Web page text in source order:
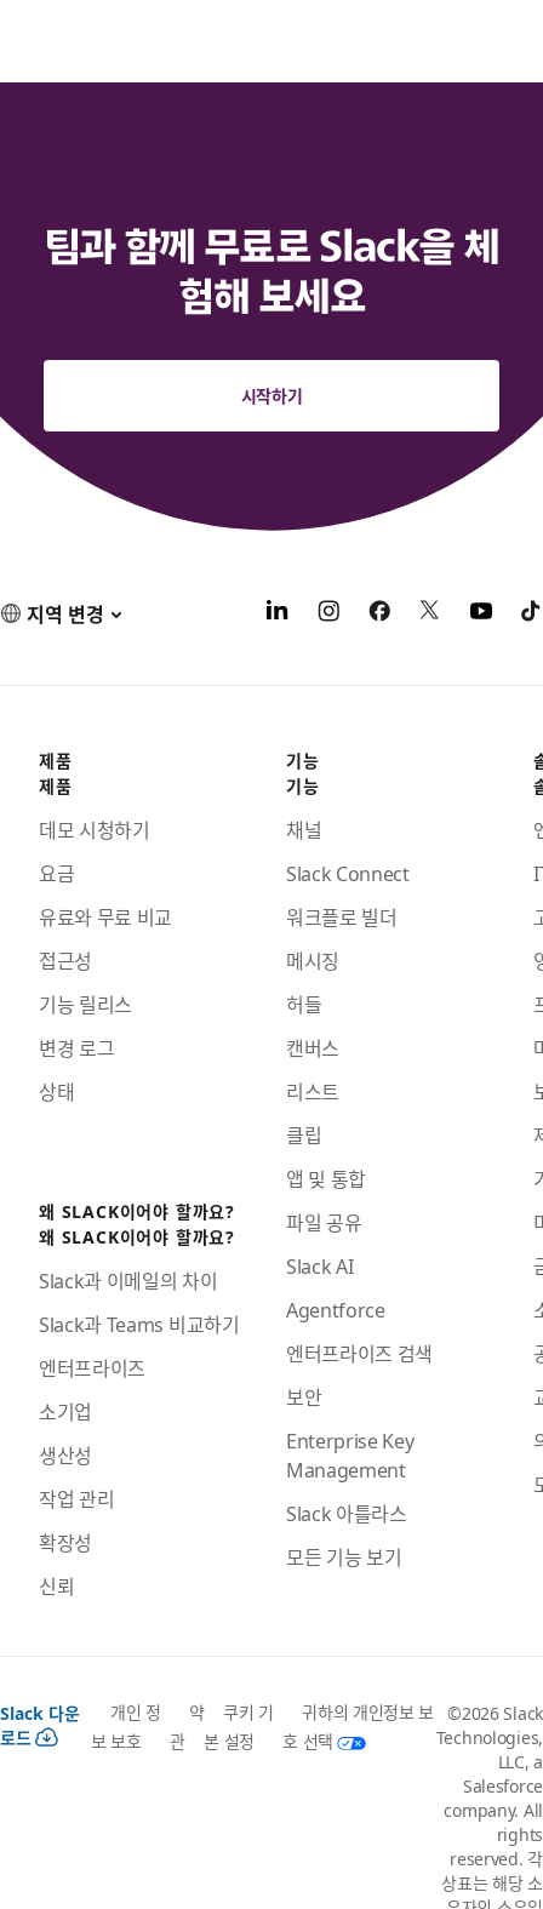
팀과 함께 무료로 Slack을 체
험해 보세요
시작하기
지역 변경
제품
제품
데모 시청하기
요금
유료와 무료 비교
접근성
기능 릴리스
변경 로그
상태
왜 SLACK이어야 할까요?
왜 SLACK이어야 할까요?
Slack과 이메일의 차이
Slack과 Teams 비교하기
엔터프라이즈
소기업
생산성
작업 관리
확장성
신뢰
기능
기능
채널
Slack Connect
워크플로 빌더
메시징
허들
캔버스
리스트
클립
앱 및 통합
파일 공유
Slack AI
Agentforce
엔터프라이즈 검색
보안
Enterprise Key
Management
Slack 아틀라스
모든 기능 보기
Slack 다운
로드
개인 정
보 보호
약
관
쿠키 기
본 설정
귀하의 개인정보 보
호 선택
©2026 Slack
Technologies,
LLC, a
Salesforce
company. All
rights
reserved. 각
상표는 해당 소